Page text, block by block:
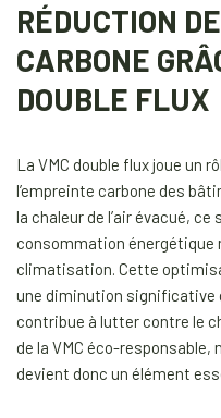
RÉDUCTION
CARBONE
DOUBLE FLUX
La VMC double flux joue un
l’empreinte carbone des
la chaleur de l’air évacué,
consommation énergétique
climatisation. Cette
une diminution significative
contribue à lutter contre le
de la VMC éco-responsable,
devient donc un élément